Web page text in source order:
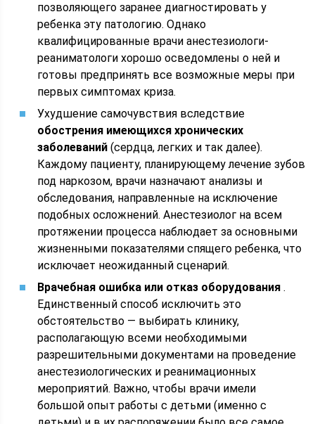
позволяющего заранее диагностировать у
ребенка эту патологию. Однако
квалифицированные врачи анестезиологи-
реаниматологи хорошо осведомлены о ней и
готовы предпринять все возможные меры при
первых симптомах криза.
Ухудшение самочувствия вследствие
обострения имеющихся хронических
заболеваний (сердца, легких и так далее).
Каждому пациенту, планирующему лечение зубов
под наркозом, врачи назначают анализы и
обследования, направленные на исключение
подобных осложнений. Анестезиолог на всем
протяжении процесса наблюдает за основными
жизненными показателями спящего ребенка, что
исключает неожиданный сценарий.
Врачебная ошибка или отказ оборудования .
Единственный способ исключить это
обстоятельство — выбирать клинику,
располагающую всеми необходимыми
разрешительными документами на проведение
анестезиологических и реанимационных
мероприятий. Важно, чтобы врачи имели
большой опыт работы с детьми (именно с